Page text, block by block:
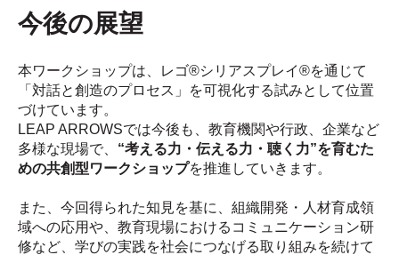
今後の展望
本ワークショップは、レゴ®シリアスプレイ®を通じて
「対話と創造のプロセス」を可視化する試みとして位置
づけています。
LEAP ARROWSでは今後も、教育機関や行政、企業など
多様な現場で、 “考える力・伝える力・聴く力”を育むた
めの共創型ワークショップを推進していきます。
また、今回得られた知見を基に、組織開発・人材育成領
域への応用や、教育現場におけるコミュニケーション研
修など、学びの実践を社会につなげる取り組みを続けて